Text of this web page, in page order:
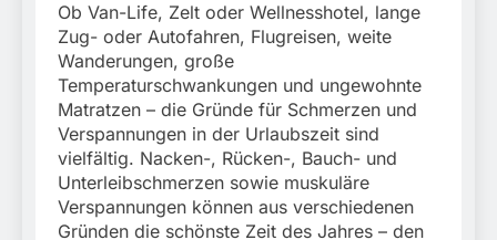
Ob Van-Life, Zelt oder Wellnesshotel, lange
Zug- oder Autofahren, Flugreisen, weite
Wanderungen, große
Temperaturschwankungen und ungewohnte
Matratzen – die Gründe für Schmerzen und
Verspannungen in der Urlaubszeit sind
vielfältig. Nacken-, Rücken-, Bauch- und
Unterleibschmerzen sowie muskuläre
Verspannungen können aus verschiedenen
Gründen die schönste Zeit des Jahres – den